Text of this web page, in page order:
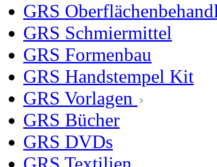
GRS
GRS Schmiermittel
GRS Formenbau
GRS Handstempel Kit
GRS Vorlagen
GRS Bücher
GRS DVDs